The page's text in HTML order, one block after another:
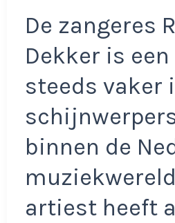
De zangeres
Dekker is
steeds vaker
binnen de
artiest heeft